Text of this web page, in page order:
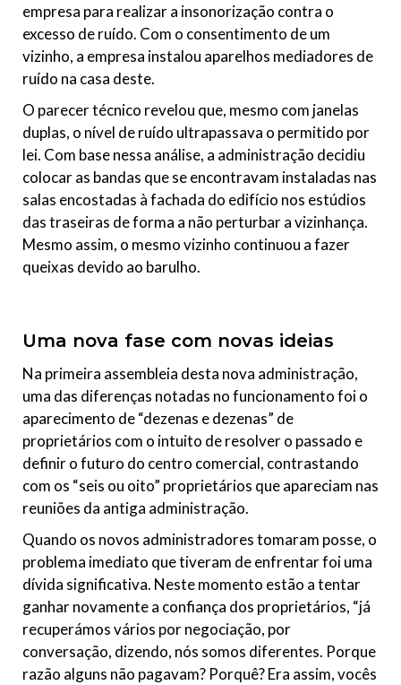
empresa para realizar a insonorização contra o
excesso de ruído. Com o consentimento de um
vizinho, a empresa instalou aparelhos mediadores de
ruído na casa deste.
O parecer técnico revelou que, mesmo com janelas
duplas, o nível de ruído ultrapassava o permitido por
lei. Com base nessa análise, a administração decidiu
colocar as bandas que se encontravam instaladas nas
salas encostadas à fachada do edifício nos estúdios
das traseiras de forma a não perturbar a vizinhança.
Mesmo assim, o mesmo vizinho continuou a fazer
queixas devido ao barulho.
Uma nova fase com novas ideias
Na primeira assembleia desta nova administração,
uma das diferenças notadas no funcionamento foi o
aparecimento de “dezenas e dezenas” de
proprietários com o intuito de resolver o passado e
definir o futuro do centro comercial, contrastando
com os “seis ou oito” proprietários que apareciam nas
reuniões da antiga administração.
Quando os novos administradores tomaram posse, o
problema imediato que tiveram de enfrentar foi uma
dívida significativa. Neste momento estão a tentar
ganhar novamente a confiança dos proprietários, “já
recuperámos vários por negociação, por
conversação, dizendo, nós somos diferentes. Porque
razão alguns não pagavam? Porquê? Era assim, vocês